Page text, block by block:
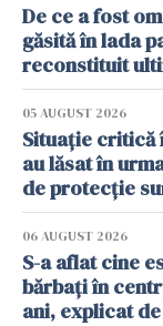
De ce a fost
găsită în lada
reconstituit
05 AUGUST 2026
Situație critică
au lăsat în
de protecție
06 AUGUST 2026
S-a aflat cine
bărbați în
ani, explicat